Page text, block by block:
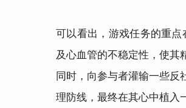
可以看出，游戏任务的重
及心血管的不稳定性，使其
同时，向参与者灌输一些反
理防线，最终在其心中植入